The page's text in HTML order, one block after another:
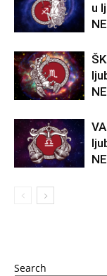
u
Search